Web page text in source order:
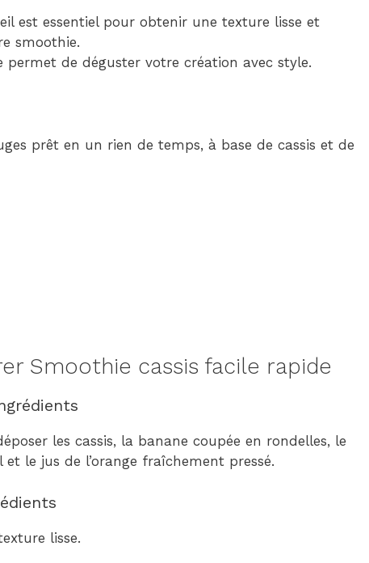
est essentiel pour obtenir une texture lisse et
smoothie.
permet de déguster votre création avec style.
prêt en un rien de temps, à base de cassis et de
Smoothie cassis facile rapide
les cassis, la banane coupée en rondelles, le
le jus de l’orange fraîchement pressé.
lisse.